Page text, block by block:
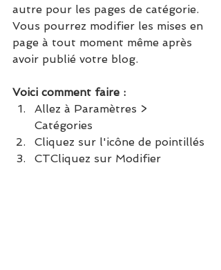
autre pour les pages de catégorie.
Vous pourrez modifier les mises en
page à tout moment même après
avoir publié votre blog.
Voici comment faire :
Allez à Paramètres >
Catégories
Cliquez sur l'icône de pointillés
CTCliquez sur Modifier